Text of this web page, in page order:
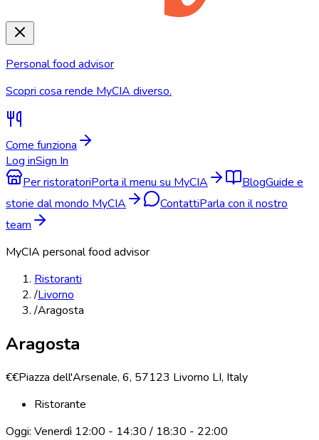
Personal food advisor
Scopri cosa rende MyCIA diverso.
Come funziona
Log inSign In
Per ristoratoriPorta il menu su MyCIA BlogGuide e
storie dal mondo MyCIA
ContattiParla con il nostro
team
MyCIA personal food advisor
Ristoranti
/Livorno
/Aragosta
Aragosta
€€Piazza dell'Arsenale, 6, 57123 Livorno LI, Italy
Ristorante
Oggi: Venerdì 12:00 - 14:30 / 18:30 - 22:00